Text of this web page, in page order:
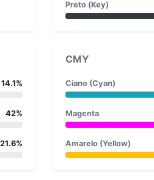
Preto (Key)
14.1%
42%
21.6%
CMY
Ciano (Cyan)
Magenta
Amarelo (Yellow)